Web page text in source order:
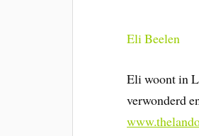
Eli Beelen
Eli woont in
verwonderd